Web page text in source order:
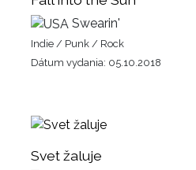
Swearin'
Indie / Punk / Rock
Dátum vydania: 05.10.2018
Svet žaluje